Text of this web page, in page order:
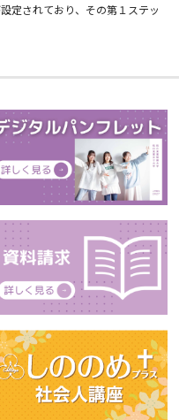
定されており、その第１ステッ